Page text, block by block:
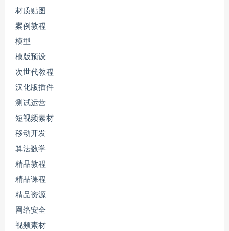
材质贴图
案例教程
模型
模版预设
次世代教程
汉化版插件
测试运营
短视频素材
移动开发
算法数学
精品教程
精品课程
精品资源
网络安全
视频素材